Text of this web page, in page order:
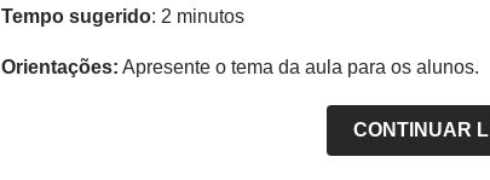
Tempo sugerido: 2 minutos
Orientações: Apresente o tema da aula para os alunos.
CONTINUAR